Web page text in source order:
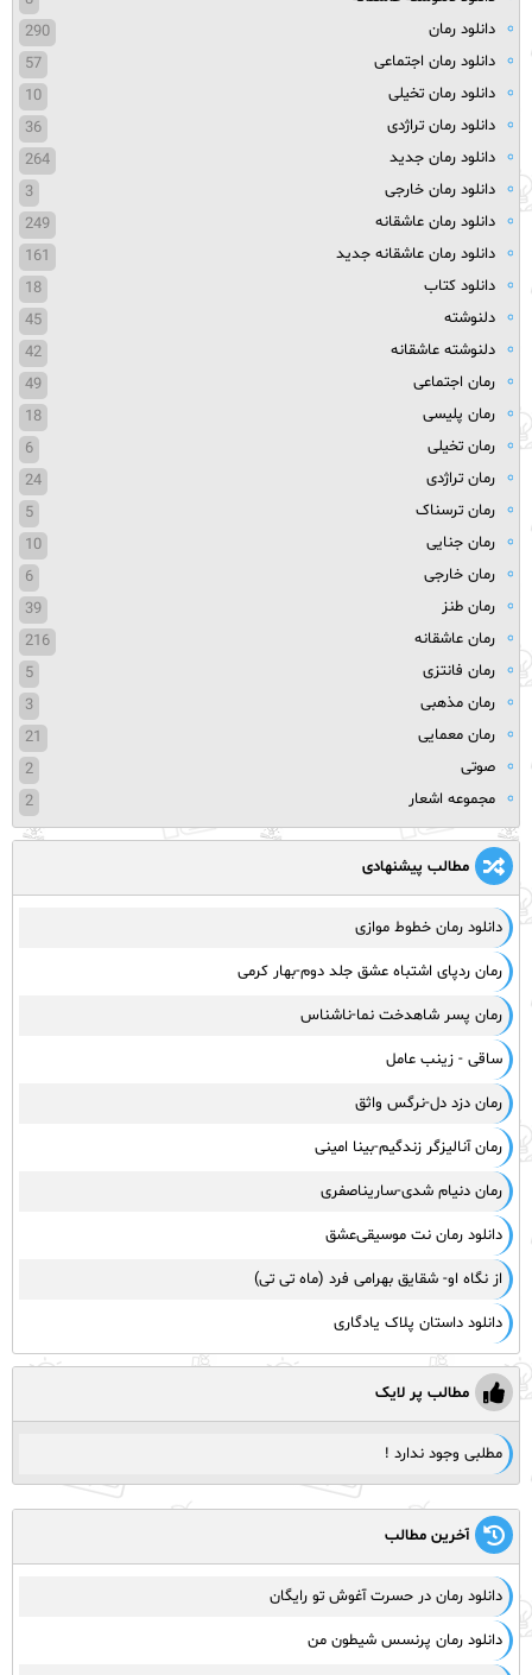
دانلود رمان
290
دانلود رمان اجتماعی
57
دانلود رمان تخیلی
10
دانلود رمان تراژدی
36
دانلود رمان جدید
264
دانلود رمان خارجی
3
دانلود رمان عاشقانه
249
دانلود رمان عاشقانه جدید
161
دانلود کتاب
18
دلنوشته
45
دلنوشته عاشقانه
42
رمان اجتماعی
49
رمان پلیسی
18
رمان تخیلی
6
رمان تراژدی
24
رمان ترسناک
5
رمان جنایی
10
رمان خارجی
6
رمان طنز
39
رمان عاشقانه
216
رمان فانتزی
5
رمان مذهبی
3
رمان معمایی
21
صوتی
2
مجموعه اشعار
2
مطالب پیشنهادی
دانلود رمان خطوط موازی
رمان ردپای اشتباه عشق جلد دوم-بهار کرمی
رمان پسر شاهدخت نما-ناشناس
ساقی - زینب عامل
رمان دزد دل-نرگس واثق
رمان آنالیزگر زندگیم-بینا امینی
رمان دنیام شدی-ساریناصفری
دانلود رمان نت موسیقی‌عشق
از نگاه او- شقایق بهرامی فرد (ماه تی تی)
دانلود داستان پلاک یادگاری
مطالب پر لایک
مطلبی وجود ندارد !
آخرین مطالب
دانلود رمان در حسرت آغوش تو رایگان
دانلود رمان پرنسس شیطون من